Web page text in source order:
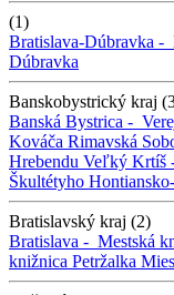
(1)
Bratislava-Dúbravka -
Dúbravka
Banskobystrický kraj
Banská Bystrica -
Kováča Rimavská
Hrebendu Veľký Krtíš
Škultétyho
Bratislavský kraj (2)
Bratislava - Mestská
knižnica Petržalka